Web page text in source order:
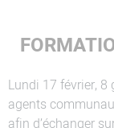
Lundi 17 février,
agents
afin d’échanger